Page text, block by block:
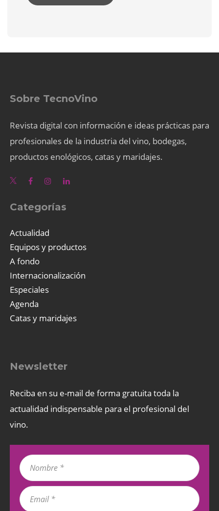
Sobre TecnoVino
Revista digital con información e ideas prácticas para
profesionales de la industria del vino, bodegas,
productos enológicos, catas y maridajes.
Categorías
Actualidad
Equipos y productos
A fondo
Internacionalización
Especiales
Agenda
Catas y maridajes
Newsletter
Reciba en su e-mail de forma gratuita toda la
actualidad indispensable para el profesional del
vino.